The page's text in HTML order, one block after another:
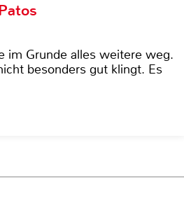
im Grunde alles weitere weg.
besonders gut klingt. Es